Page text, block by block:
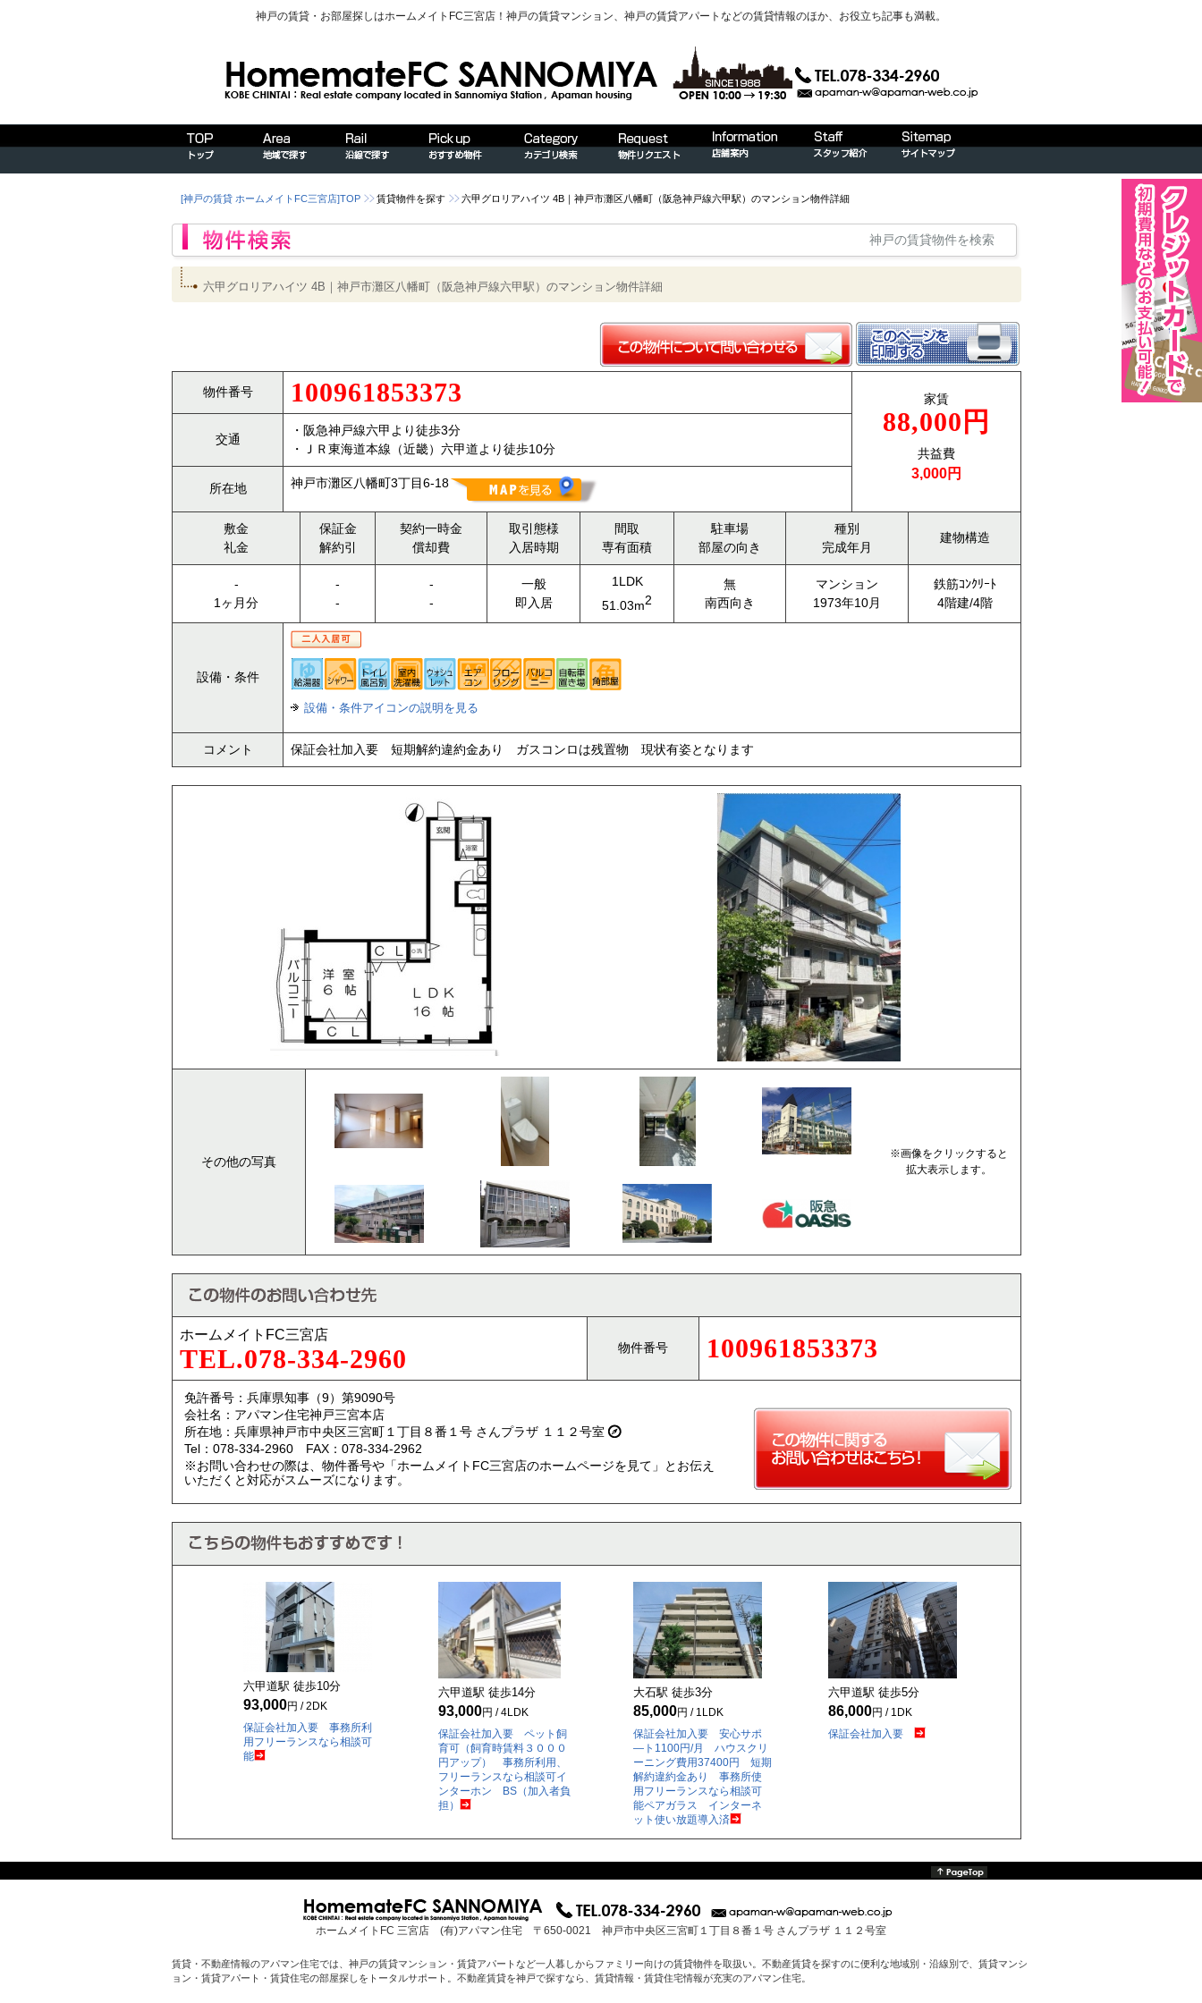
神戸の賃貸・お部屋探しはホームメイトFC三宮店！神戸の賃貸マンション、神戸の賃貸アパートなどの賃貸情報のほか、お役立ち記事も満載。
[神戸の賃貸 ホームメイトFC三宮店]TOP 賃貸物件を探す 六甲グロリアハイツ 4B｜神戸市灘区八幡町（阪急神戸線六甲駅）のマンション物件詳細
神戸の賃貸物件を検索
六甲グロリアハイツ 4B｜神戸市灘区八幡町（阪急神戸線六甲駅）のマンション物件詳細
物件番号 100961853373 家賃
88,000円
共益費
3,000円
交通
・阪急神戸線六甲より徒歩3分
・ＪＲ東海道本線（近畿）六甲道より徒歩10分
所在地 神戸市灘区八幡町3丁目6-18
敷金
礼金
保証金
解約引
契約一時金
償却費
取引態様
入居時期
間取
専有面積
駐車場
部屋の向き
種別
完成年月
建物構造
-
1ヶ月分
-
-
-
-
一般
即入居
1LDK
51.03m2
無
南西向き
マンション
1973年10月
鉄筋ｺﾝｸﾘｰﾄ
4階建/4階
設備・条件
設備・条件アイコンの説明を見る
コメント 保証会社加入要 短期解約違約金あり ガスコンロは残置物 現状有姿となります
その他の写真
※画像をクリックすると
拡大表示します。
ホームメイトFC三宮店
TEL.078-334-2960 物件番号 100961853373
免許番号：兵庫県知事（9）第9090号
会社名：アパマン住宅神戸三宮本店
所在地：兵庫県神戸市中央区三宮町１丁目８番１号 さんプラザ １１２号室
Tel：078-334-2960 FAX：078-334-2962
※お問い合わせの際は、物件番号や「ホームメイトFC三宮店のホームページを見て」とお伝え
いただくと対応がスムーズになります。
六甲道駅 徒歩10分
93,000円 / 2DK
保証会社加入要 事務所利
用フリーランスなら相談可
能
六甲道駅 徒歩14分
93,000円 / 4LDK
保証会社加入要 ペット飼
育可（飼育時賃料３０００
円アップ） 事務所利用、
フリーランスなら相談可イ
ンターホン BS（加入者負
担）
大石駅 徒歩3分
85,000円 / 1LDK
保証会社加入要 安心サポ
―ト1100円/月 ハウスクリ
ーニング費用37400円 短期
解約違約金あり 事務所使
用フリーランスなら相談可
能ペアガラス インターネ
ット使い放題導入済
六甲道駅 徒歩5分
86,000円 / 1DK
保証会社加入要
ホームメイトFC 三宮店 (有)アパマン住宅 〒650-0021 神戸市中央区三宮町１丁目８番１号 さんプラザ １１２号室
賃貸・不動産情報のアパマン住宅では、神戸の賃貸マンション・賃貸アパートなど一人暮しからファミリー向けの賃貸物件を取扱い。不動産賃貸を探すのに便利な地域別・沿線別で、賃貸マンシ
ョン・賃貸アパート・賃貸住宅の部屋探しをトータルサポート。不動産賃貸を神戸で探すなら、賃貸情報・賃貸住宅情報が充実のアパマン住宅。